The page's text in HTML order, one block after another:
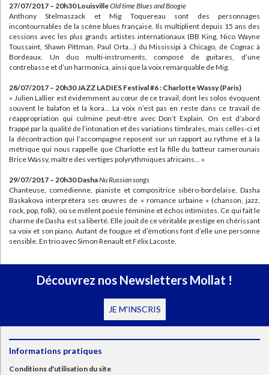
27/07/2017 – 20h30 LouisvilleOld time Blues and Boogie
Anthony Stelmaszack et Mig Toquereau sont des personnages
incontournables de la scène blues française. Ils multiplient depuis 15 ans des
cessions avec les plus grands artistes internationaux (BB King, Nico Wayne
Toussaint, Shawn Pittman, Paul Orta...) du Mississipi à Chicago, de Cognac à
Bordeaux. Un duo multi-instruments, composé de guitares, d’une
contrebasse et d’un harmonica, ainsi que la voix remarquable de Mig.
28/07/2017 – 20h30 JAZZ LADIES Festival #6 : Charlotte Wassy (Paris)
« Julien Lallier est évidemment au cœur de ce travail, dont les solos évoquent
souvent le balafon et la kora… La voix n’est pas en reste dans ce travail de
réappropriation qui culmine peut-être avec Don’t Explain. On est d’abord
frappé par la qualité de l’intonation et des variations timbrales, mais celles-ci et
la décontraction qui l’accompagne reposent sur un rapport au rythme et à la
métrique qui nous rappelle que Charlotte est la fille du batteur camerounais
Brice Wassy, maître des vertiges polyrythmiques africains… »
29/07/2017 – 20h30 DashaNu Russian songs
Chanteuse, comédienne, pianiste et compositrice sibéro-bordelaise, Dasha
Baskakova interprètera ses œuvres de « romance urbaine » (chanson, jazz,
rock, pop, folk), où se mêlent poésie féminine et échos intimistes. Ce qui fait le
charme de Dasha est sa liberté. Elle jouit de ce véritable prestige en chérissant
sa voix et son piano. Autant de fougue et d’émotions font d’elle une personne
sensible. En trio avec Simon Renault et Félix Lacoste.
Découvrez nos Newsletters Mollat !
JE M'INSCRIS
Informations pratiques
Conditions d'utilisation du site